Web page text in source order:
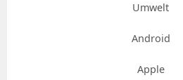
Umwelt
Android
Apple